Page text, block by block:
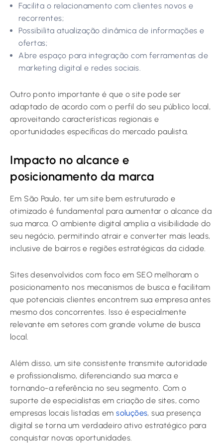
Facilita o relacionamento com clientes novos e
recorrentes;
Possibilita atualização dinâmica de informações e
ofertas;
Abre espaço para integração com ferramentas de
marketing digital e redes sociais.
Outro ponto importante é que o site pode ser
adaptado de acordo com o perfil do seu público local,
aproveitando características regionais e
oportunidades específicas do mercado paulista.
Impacto no alcance e
posicionamento da marca
Em São Paulo, ter um site bem estruturado e
otimizado é fundamental para aumentar o alcance da
sua marca. O ambiente digital amplia a visibilidade do
seu negócio, permitindo atrair e converter mais leads,
inclusive de bairros e regiões estratégicas da cidade.
Sites desenvolvidos com foco em SEO melhoram o
posicionamento nos mecanismos de busca e facilitam
que potenciais clientes encontrem sua empresa antes
mesmo dos concorrentes. Isso é especialmente
relevante em setores com grande volume de busca
local.
Além disso, um site consistente transmite autoridade
e profissionalismo, diferenciando sua marca e
tornando-a referência no seu segmento. Com o
suporte de especialistas em criação de sites, como
empresas locais listadas emsoluções, sua presença
digital se torna um verdadeiro ativo estratégico para
conquistar novas oportunidades.